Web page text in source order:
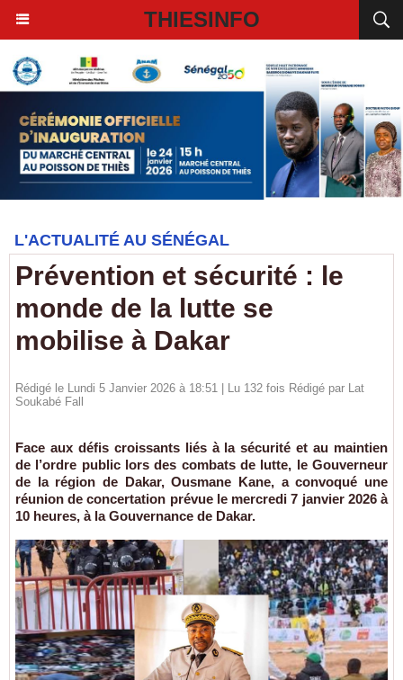
THIESINFO
L'ACTUALITÉ AU SÉNÉGAL
Prévention et sécurité : le
monde de la lutte se
mobilise à Dakar
Rédigé le Lundi 5 Janvier 2026 à 18:51 | Lu 132 fois Rédigé par Lat
Soukabé Fall
Face aux défis croissants liés à la sécurité et au maintien
de l’ordre public lors des combats de lutte, le Gouverneur
de la région de Dakar, Ousmane Kane, a convoqué une
réunion de concertation prévue le mercredi 7 janvier 2026 à
10 heures, à la Gouvernance de Dakar.